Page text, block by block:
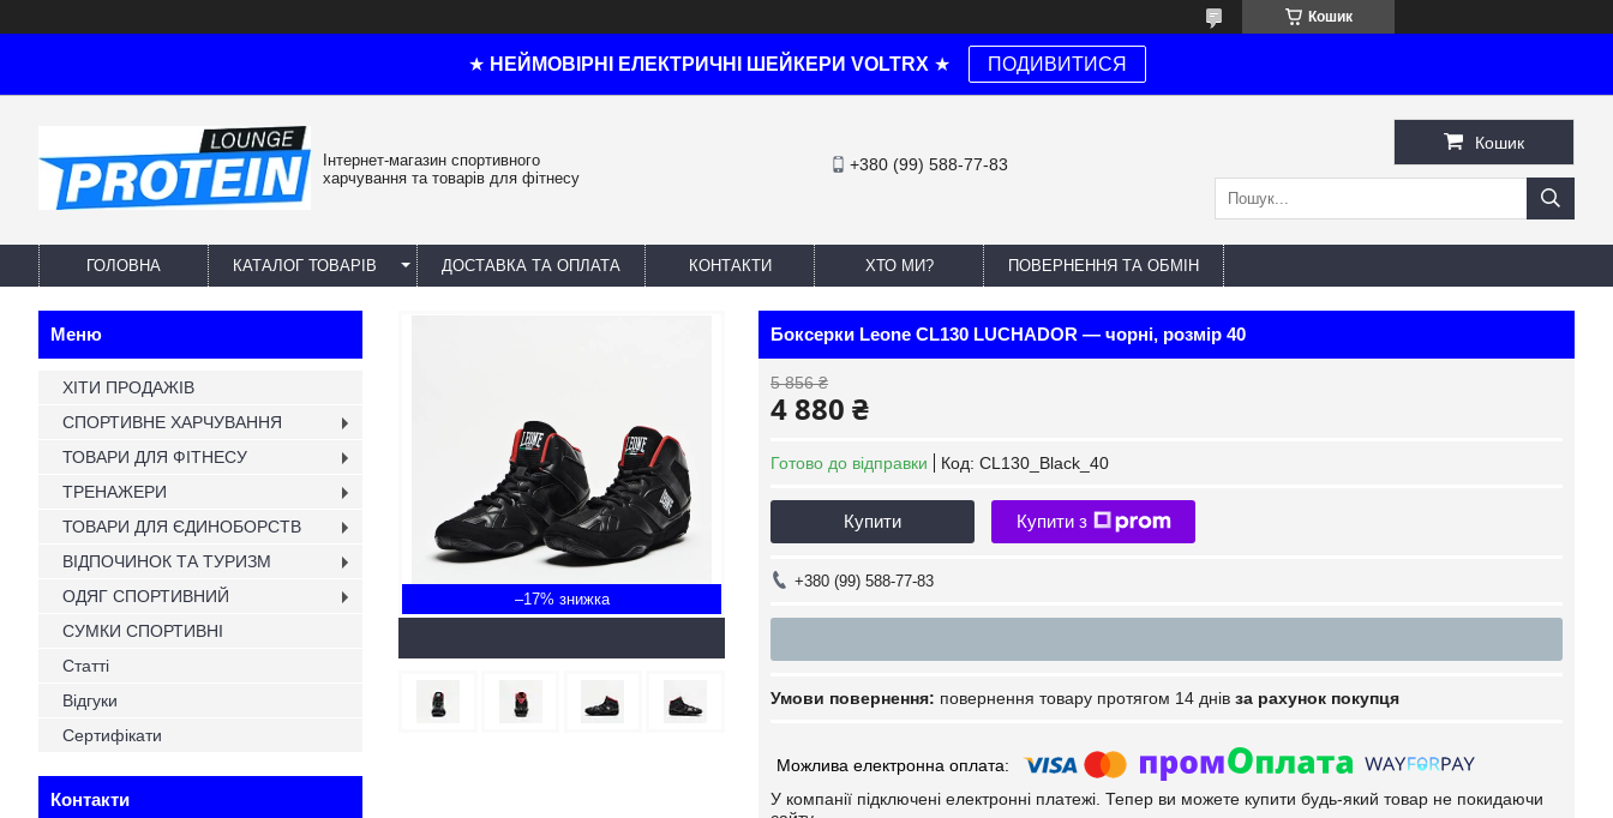
Кошик
★ НЕЙМОВІРНІ ЕЛЕКТРИЧНІ ШЕЙКЕРИ VOLTRX ★ ПОДИВИТИСЯ
Інтернет-магазин спортивного
харчування та товарів для фітнесу
+380 (99) 588-77-83
Кошик
ГОЛОВНА КАТАЛОГ ТОВАРІВ ДОСТАВКА ТА ОПЛАТА КОНТАКТИ ХТО МИ? ПОВЕРНЕННЯ ТА ОБМІН
–17%
Боксерки Leone CL130 LUCHADOR — чорні, розмір 40
5 856 ₴
4 880 ₴
Готово до відправки Код: CL130_Black_40
Купити Купити з
+380 (99) 588-77-83
повернення товару протягом 14 днів за рахунок покупця
У компанії підключені електронні платежі. Тепер ви можете купити будь-який товар не покидаючи
ХІТИ ПРОДАЖІВ
СПОРТИВНЕ ХАРЧУВАННЯ
ТОВАРИ ДЛЯ ФІТНЕСУ
ТРЕНАЖЕРИ
ТОВАРИ ДЛЯ ЄДИНОБОРСТВ
ВІДПОЧИНОК ТА ТУРИЗМ
ОДЯГ СПОРТИВНИЙ
СУМКИ СПОРТИВНІ
Статті
Відгуки
Сертифікати
Контакти